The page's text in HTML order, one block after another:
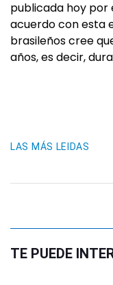
publicada hoy por
acuerdo con esta
brasileños cree
años, es decir,
LAS MÁS LEIDAS
TE PUEDE